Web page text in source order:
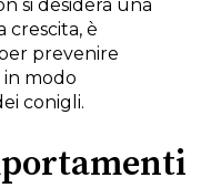
si desidera una
crescita, è
prevenire
in modo
conigli.